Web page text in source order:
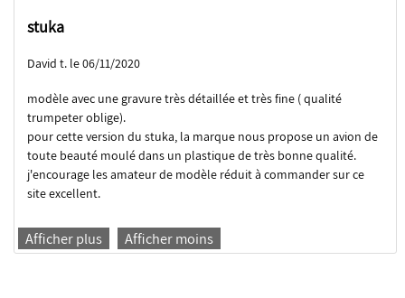
stuka
David t. le 06/11/2020
modèle avec une gravure très détaillée et très fine ( qualité
trumpeter oblige).
pour cette version du stuka, la marque nous propose un avion de
toute beauté moulé dans un plastique de très bonne qualité.
j'encourage les amateur de modèle réduit à commander sur ce
site excellent.
Afficher plus Afficher moins